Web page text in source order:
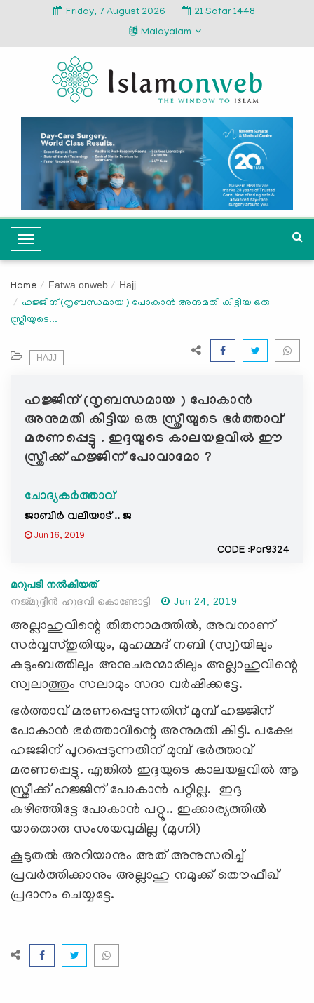
Friday, 7 August 2026
21 Safar 1448
Malayalam
T
o
g
l
e
a
t
i
n
Home Fatwa onweb Hajj
ഹജ്ജിന് (നൃബന്ധമായ ) പോകാൻ അനുമതി കിട്ടിയ ഒരു
സ്ത്രീയുടെ...
HAJJ
ഹജ്ജിന് (നൃബന്ധമായ ) പോകാൻ
അനുമതി കിട്ടിയ ഒരു സ്ത്രീയുടെ ഭർത്താവ്
മരണപ്പെട്ടു . ഇദ്ദയുടെ കാലയളവിൽ ഈ
സ്ത്രീക്ക് ഹജ്ജിന് പോവാമോ ?
ചോദ്യകർത്താവ്
ജാബിർ വലിയാട് .. ജ
Jun 16, 2019
CODE :Par9324
മറുപടി നൽകിയത്
നജ്മുദ്ദീന്‍ ഹുദവി കൊണ്ടോട്ടി
Jun 24, 2019
അല്ലാഹുവിന്റെ തിരുനാമത്തില്‍, അവനാണ്
സര്‍വ്വസ്തുതിയും, മുഹമ്മദ് നബി (സ്വ)യിലും
കുടുംബത്തിലും അനുചരന്മാരിലും അല്ലാഹുവിന്റെ
സ്വലാത്തും സലാമും സദാ വര്‍ഷിക്കട്ടേ.
ഭര്‍ത്താവ് മരണപ്പെടുന്നതിന് മുമ്പ് ഹജ്ജിന്
പോകാന്‍ ഭര്‍ത്താവിന്റെ അനുമതി കിട്ടി. പക്ഷേ
ഹജജിന് പുറപ്പെടുന്നതിന് മുമ്പ് ഭര്‍ത്താവ്
മരണപ്പെട്ടു. എങ്കില്‍ ഇദ്ദയുടെ കാലയളവില്‍ ആ
സ്ത്രീക്ക് ഹജ്ജിന് പോകാന്‍ പറ്റില്ല. ഇദ്ദ
കഴിഞ്ഞിട്ടേ പോകാന്‍ പറ്റൂ.. ഇക്കാര്യത്തില്‍
യാതൊരു സംശയവുമില്ല (മുഗ്നി)
കൂടുതല്‍ അറിയാനും അത് അനുസരിച്ച്
പ്രവര്‍ത്തിക്കാനും അല്ലാഹു നമുക്ക് തൌഫീഖ്
പ്രദാനം ചെയ്യട്ടേ.